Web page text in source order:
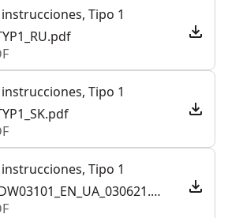
Tipo 1
Tipo 1
Tipo 1
DW03050_DW03101_EN_UA_030621.pdf